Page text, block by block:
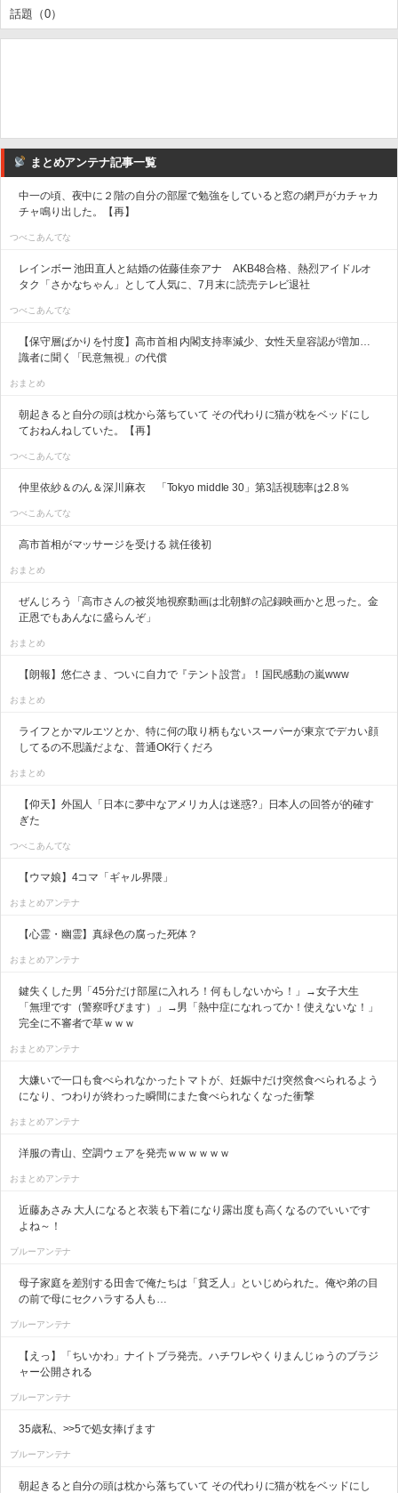
話題（0）
まとめアンテナ記事一覧
中一の頃、夜中に２階の自分の部屋で勉強をしていると窓の網戸がカチャカ
チャ鳴り出した。【再】
つべこあんてな
レインボー 池田直人と結婚の佐藤佳奈アナ AKB48合格、熱烈アイドルオ
タク「さかなちゃん」として人気に、7月末に読売テレビ退社
つべこあんてな
【保守層ばかりを忖度】高市首相 内閣支持率減少、女性天皇容認が増加…
識者に聞く「民意無視」の代償
おまとめ
朝起きると自分の頭は枕から落ちていて その代わりに猫が枕をベッドにし
ておねんねしていた。【再】
つべこあんてな
仲里依紗＆のん＆深川麻衣 「Tokyo middle 30」第3話視聴率は2.8％
つべこあんてな
高市首相がマッサージを受ける 就任後初
おまとめ
ぜんじろう「高市さんの被災地視察動画は北朝鮮の記録映画かと思った。金
正恩でもあんなに盛らんぞ」
おまとめ
【朗報】悠仁さま、ついに自力で『テント設営』！国民感動の嵐www
おまとめ
ライフとかマルエツとか、特に何の取り柄もないスーパーが東京でデカい顔
してるの不思議だよな、普通OK行くだろ
おまとめ
【仰天】外国人「日本に夢中なアメリカ人は迷惑?」日本人の回答が的確す
ぎた
つべこあんてな
【ウマ娘】4コマ「ギャル界隈」
おまとめアンテナ
【心霊・幽霊】真緑色の腐った死体？
おまとめアンテナ
鍵失くした男「45分だけ部屋に入れろ！何もしないから！」→女子大生
「無理です（警察呼びます）」→男「熱中症になれってか！使えないな！」
完全に不審者で草ｗｗｗ
おまとめアンテナ
大嫌いで一口も食べられなかったトマトが、妊娠中だけ突然食べられるよう
になり、つわりが終わった瞬間にまた食べられなくなった衝撃
おまとめアンテナ
洋服の青山、空調ウェアを発売ｗｗｗｗｗｗ
おまとめアンテナ
近藤あさみ 大人になると衣装も下着になり露出度も高くなるのでいいです
よね～！
ブルーアンテナ
母子家庭を差別する田舎で俺たちは「貧乏人」といじめられた。俺や弟の目
の前で母にセクハラする人も…
ブルーアンテナ
【えっ】「ちいかわ」ナイトブラ発売。ハチワレやくりまんじゅうのブラジ
ャー公開される
ブルーアンテナ
35歳私、>>5で処女捧げます
ブルーアンテナ
朝起きると自分の頭は枕から落ちていて その代わりに猫が枕をベッドにし